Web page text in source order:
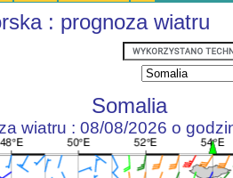
: prognoza wiatru
Somalia
wiatru : 08/08/2026 o